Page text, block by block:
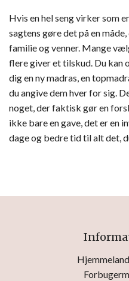
Hvis en hel seng virker som
sagtens gøre det på en
familie og venner. Mange
flere giver et tilskud. Du kan
dig en ny madras, en
du angive dem hver for sig.
noget, der faktisk gør en
ikke bare en gave, det er en
dage og bedre tid til alt det,